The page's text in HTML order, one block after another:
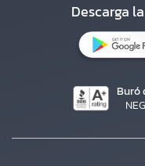
Descarga
Buró